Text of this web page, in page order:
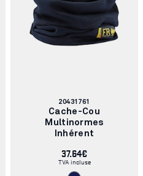
Numéro
d'article:
20431761
Cache-Cou
Multinormes
Inhérent
37.64€
TVA incluse